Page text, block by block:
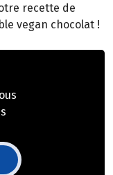
recette de
vegan chocolat !